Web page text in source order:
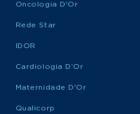
Oncologia D'Or
Rede Star
IDOR
Cardiologia D’Or
Maternidade D'Or
Qualicorp